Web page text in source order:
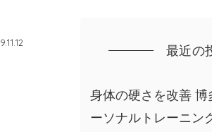
最近の
身体の硬さを改善
ーソナルトレーニン